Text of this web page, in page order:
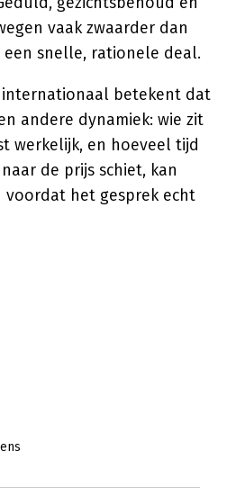
vaak zwaarder dan
een snelle, rationele deal.
betekent dat
andere dynamiek: wie zit
werkelijk, en hoeveel tijd
de prijs schiet, kan
het gesprek echt